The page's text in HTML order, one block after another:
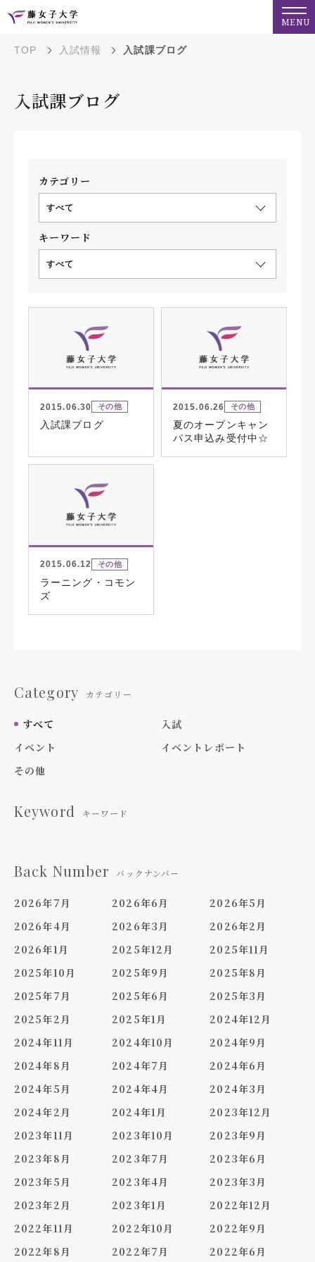
MENU
TOP 入試情報 入試課ブログ
入試課ブログ
カテゴリー
すべて
キーワード
すべて
2015.06.30 その他
入試課ブログ
2015.06.26 その他
夏のオープンキャン
パス申込み受付中☆
2015.06.12 その他
ラーニング・コモン
ズ
Category カテゴリー
すべて
入試
イベント
イベントレポート
その他
Keyword キーワード
Back Number バックナンバー
2026年7月 2026年6月
2026年5月
2026年4月
2026年3月
2026年2月
2026年1月
2025年12月
2025年11月
2025年10月
2025年9月
2025年8月
2025年7月
2025年6月
2025年3月
2025年2月
2025年1月
2024年12月
2024年11月
2024年10月
2024年9月
2024年8月
2024年7月
2024年6月
2024年5月
2024年4月
2024年3月
2024年2月
2024年1月
2023年12月
2023年11月
2023年10月
2023年9月
2023年8月
2023年7月
2023年6月
2023年5月
2023年4月
2023年3月
2023年2月
2023年1月
2022年12月
2022年11月
2022年10月
2022年9月
2022年8月
2022年7月 2022年6月